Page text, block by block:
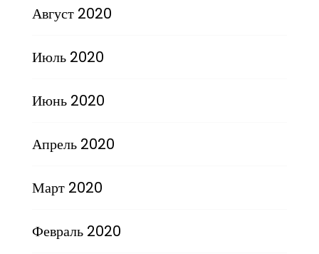
Август 2020
Июль 2020
Июнь 2020
Апрель 2020
Март 2020
Февраль 2020